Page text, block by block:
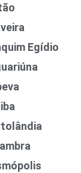
Egídio